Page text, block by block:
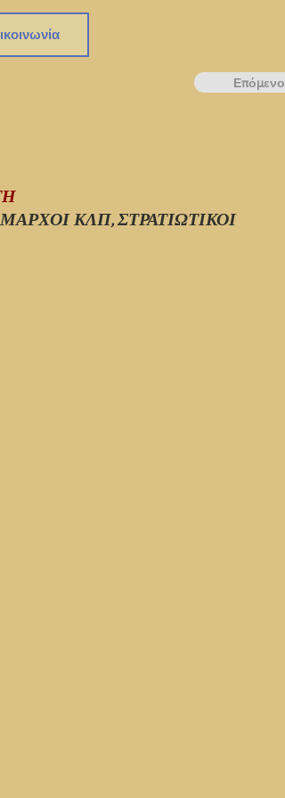
Επόμενο
ΚΛΠ, ΣΤΡΑΤΙΩΤΙΚΟΙ